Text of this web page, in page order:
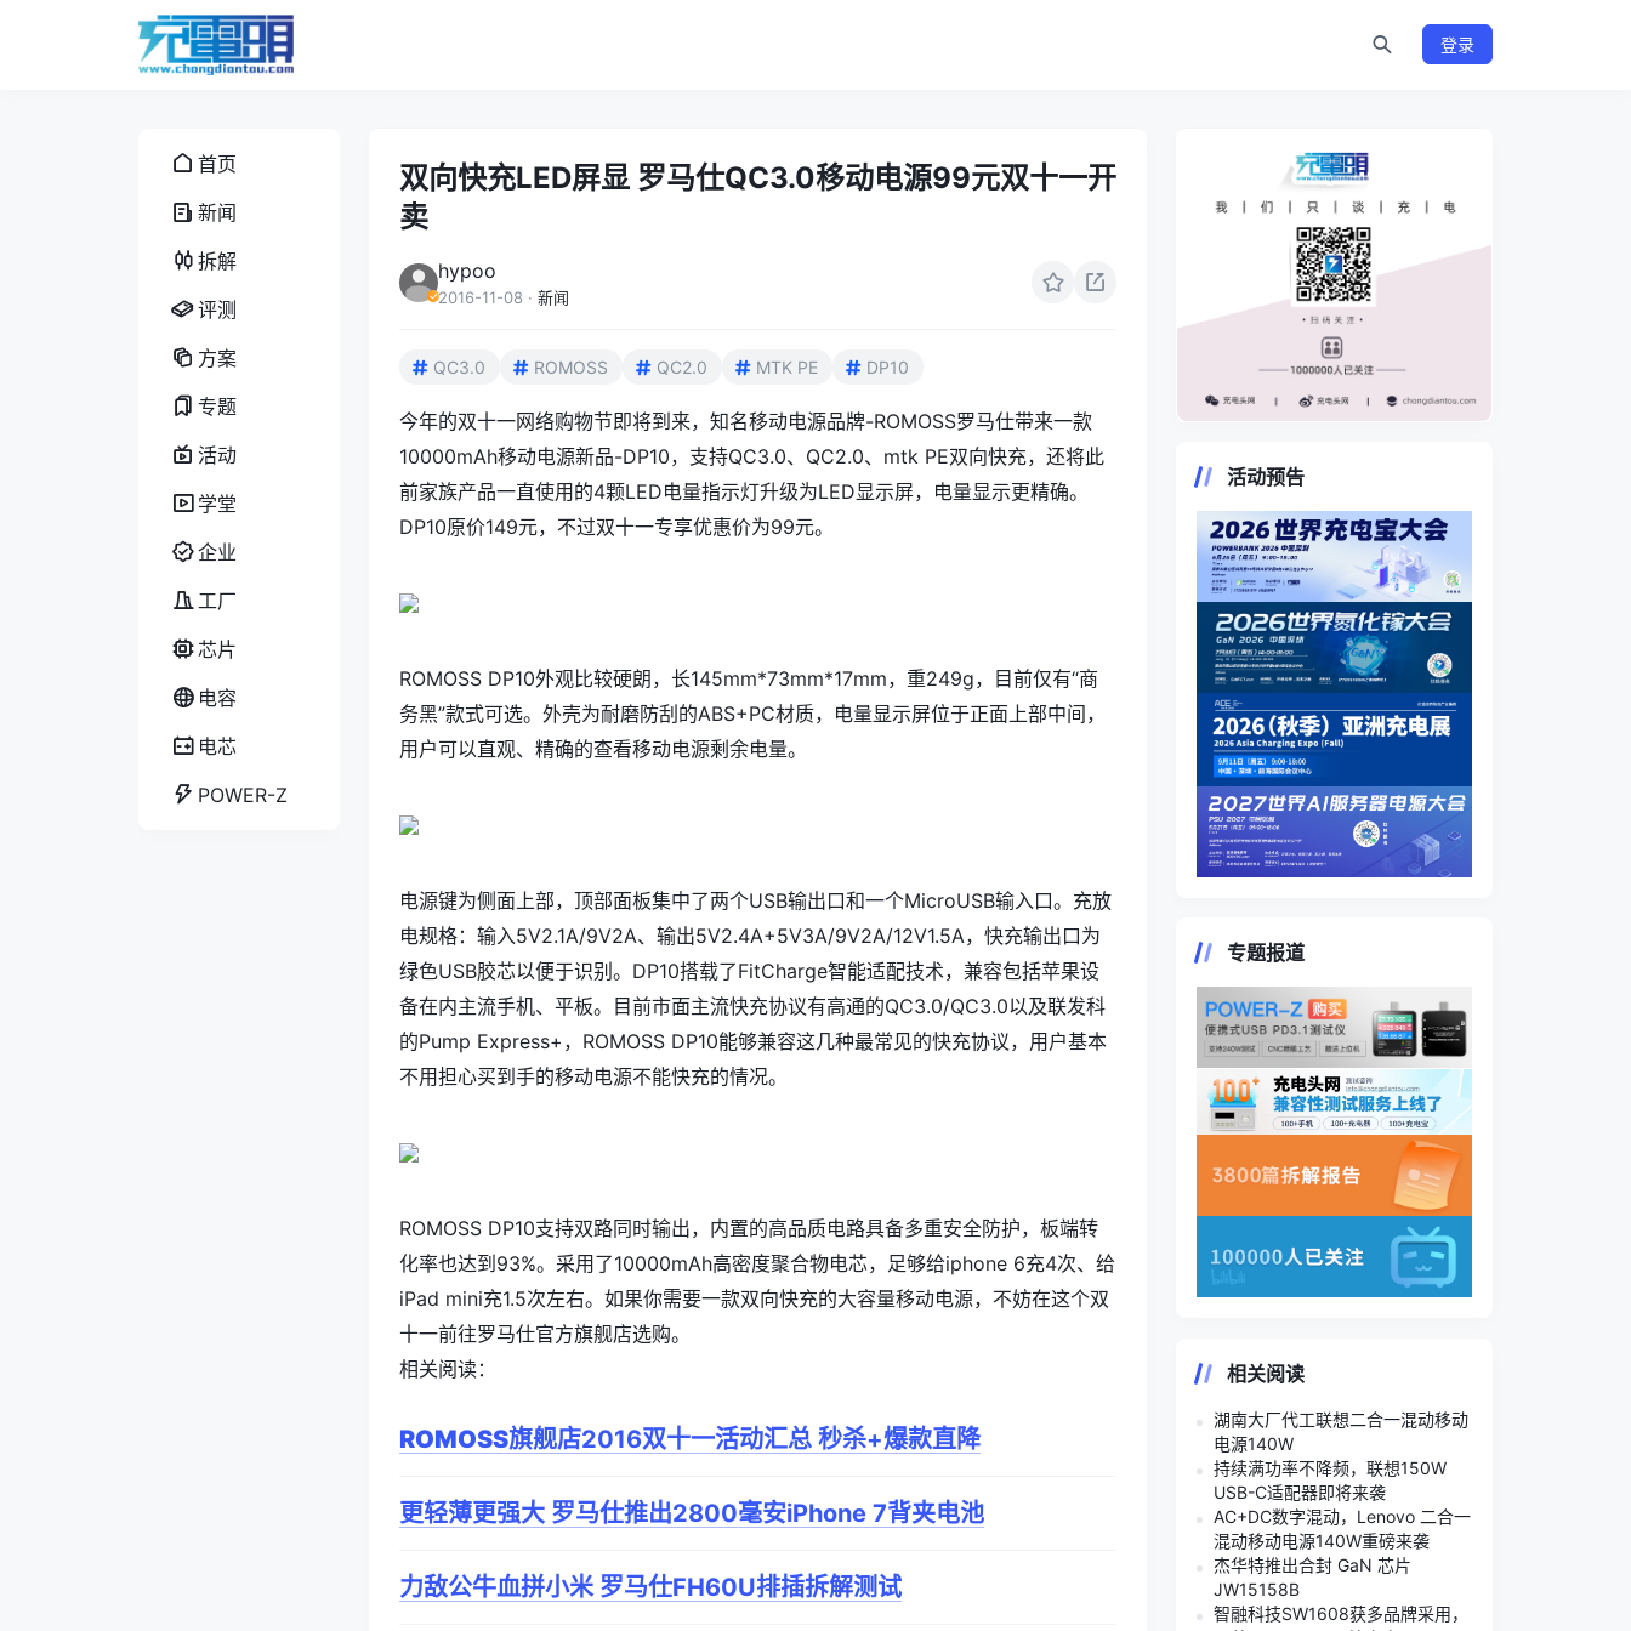
登录
首页
新闻
拆解
评测
方案
专题
活动
学堂
企业
工厂
芯片
电容
电芯
POWER-Z
双向快充LED屏显 罗马仕QC3.0移动电源99元双十一开
卖
hypoo
2016-11-08 · 新闻
QC3.0 ROMOSS QC2.0 MTK PE DP10
今年的双十一网络购物节即将到来，知名移动电源品牌-ROMOSS罗马仕带来一款
10000mAh移动电源新品-DP10，支持QC3.0、 QC2.0、 mtk PE双向快充，还将此
前家族产品一直使用的4颗LED电量指示灯升级为LED显示屏，电量显示更精确。
DP10原价149元，不过双十一专享优惠价为99元。
ROMOSS DP10外观比较硬朗，长145mm*73mm*17mm，重249g，目前仅有“商
务黑”款式可选。外壳为耐磨防刮的ABS+PC材质，电量显示屏位于正面上部中间，
用户可以直观、精确的查看移动电源剩余电量。
电源键为侧面上部，顶部面板集中了两个USB输出口和一个MicroUSB输入口。充放
电规格：输入5V2.1A/9V2A、输出5V2.4A+5V3A/9V2A/12V1.5A，快充输出口为
绿色USB胶芯以便于识别。DP10搭载了FitCharge智能适配技术，兼容包括苹果设
备在内主流手机、平板。目前市面主流快充协议有高通的QC3.0/QC3.0以及联发科
的Pump Express+，ROMOSS DP10能够兼容这几种最常见的快充协议，用户基本
不用担心买到手的移动电源不能快充的情况。
ROMOSS DP10支持双路同时输出，内置的高品质电路具备多重安全防护，板端转
化率也达到93%。采用了10000mAh高密度聚合物电芯，足够给iphone 6充4次、给
iPad mini充1.5次左右。如果你需要一款双向快充的大容量移动电源，不妨在这个双
十一前往罗马仕官方旗舰店选购。
相关阅读：
ROMOSS旗舰店2016双十一活动汇总 秒杀+爆款直降
更轻薄更强大 罗马仕推出2800毫安iPhone 7背夹电池
力敌公牛血拼小米 罗马仕FH60U排插拆解测试
活动预告
专题报道
相关阅读
湖南大厂代工联想二合一混动移动
电源140W
持续满功率不降频，联想150W
USB-C适配器即将来袭
AC+DC数字混动，Lenovo 二合一
混动移动电源140W重磅来袭
杰华特推出合封 GaN 芯片
JW15158B
智融科技SW1608获多品牌采用，